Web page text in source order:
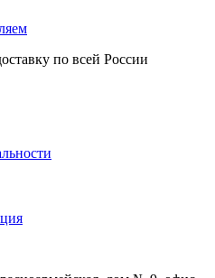
по всей России